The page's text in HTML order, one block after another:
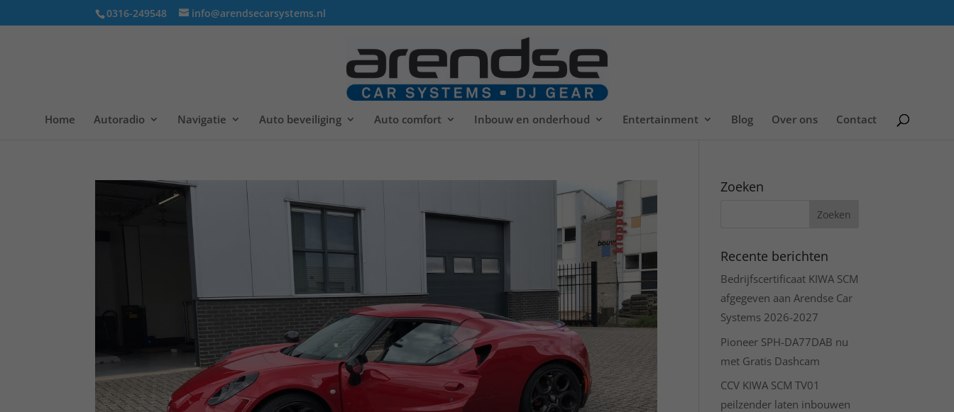
0316-249548 info@arendsecarsystems.nl
Home Autoradio Navigatie Auto beveiliging Auto comfort Inbouw en onderhoud Entertainment Blog Over ons Contact
Zoeken
Recente berichten
Bedrijfscertificaat KIWA SCM
afgegeven aan Arendse Car
Systems 2026-2027
Pioneer SPH-DA77DAB nu
met Gratis Dashcam
CCV KIWA SCM TV01
peilzender laten inbouwen